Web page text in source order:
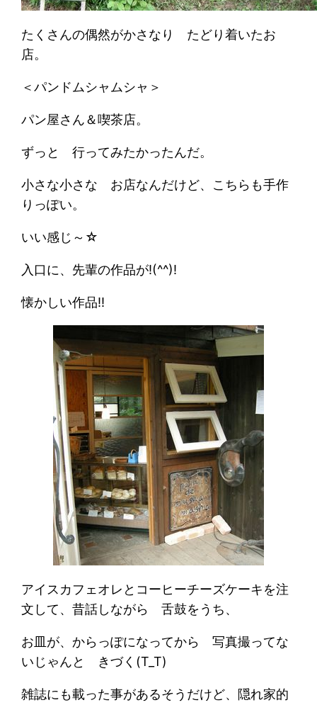
たくさんの偶然がかさなり たどり着いたお
店。
＜パンドムシャムシャ＞
パン屋さん＆喫茶店。
ずっと 行ってみたかったんだ。
小さな小さな お店なんだけど、こちらも手作
りっぽい。
いい感じ～☆
入口に、先輩の作品が!(^^)!
懐かしい作品!!
アイスカフェオレとコーヒーチーズケーキを注
文して、昔話しながら 舌鼓をうち、
お皿が、からっぽになってから 写真撮ってな
いじゃんと きづく(T_T)
雑誌にも載った事があるそうだけど、隠れ家的